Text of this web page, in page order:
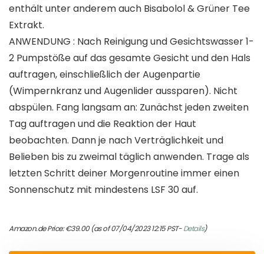
enthält unter anderem auch Bisabolol & Grüner Tee
Extrakt.
ANWENDUNG : Nach Reinigung und Gesichtswasser 1-
2 Pumpstöße auf das gesamte Gesicht und den Hals
auftragen, einschließlich der Augenpartie
(Wimpernkranz und Augenlider aussparen). Nicht
abspülen. Fang langsam an: Zunächst jeden zweiten
Tag auftragen und die Reaktion der Haut
beobachten. Dann je nach Verträglichkeit und
Belieben bis zu zweimal täglich anwenden. Trage als
letzten Schritt deiner Morgenroutine immer einen
Sonnenschutz mit mindestens LSF 30 auf.
Amazon.de Price:€39.00(as of 07/04/2023 12:15 PST-Details)